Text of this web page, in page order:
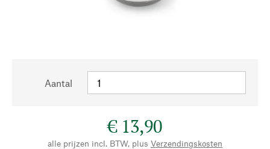
Aantal
€ 13,90
alle prijzen incl. BTW, plus Verzendingskosten